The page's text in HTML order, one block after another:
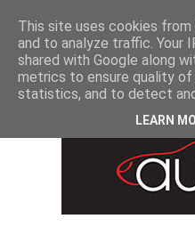
This site uses cookies
and to analyze traffic. Your
shared with Google along
metrics to ensure quality of
statistics, and to detect
LEARN